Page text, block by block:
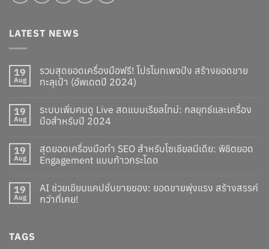
LATEST NEWS
19
Aug
รวมสุดยอดเครื่องมือฟรี! โปรโมทเพจปัง สร้างยอดขาย
ทะลุเป้า (อัพเดตปี 2024)
19
Aug
ระบบเพิ่มคนดู Live สดแบบเรียลไทม์: กลยุทธ์และเครื่อง
มือสำหรับปี 2024
19
Aug
สุดยอดเครื่องมือทำ SEO สำหรับโซเชียลมีเดีย: พิชิตยอด
Engagement แบบก้าวกระโดด
19
Aug
AI ช่วยเขียนแคปชั่นขายของ: ยอดขายพุ่งแรง สร้างสรรค์
กว่าที่เคย!
TAGS